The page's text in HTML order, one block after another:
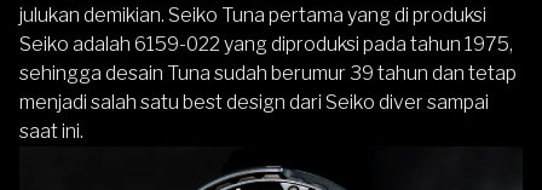
julukan demikian. Seiko Tuna pertama yang di produksi
Seiko adalah 6159-022 yang diproduksi pada tahun 1975,
sehingga desain Tuna sudah berumur 39 tahun dan tetap
menjadi salah satu best design dari Seiko diver sampai
saat ini.